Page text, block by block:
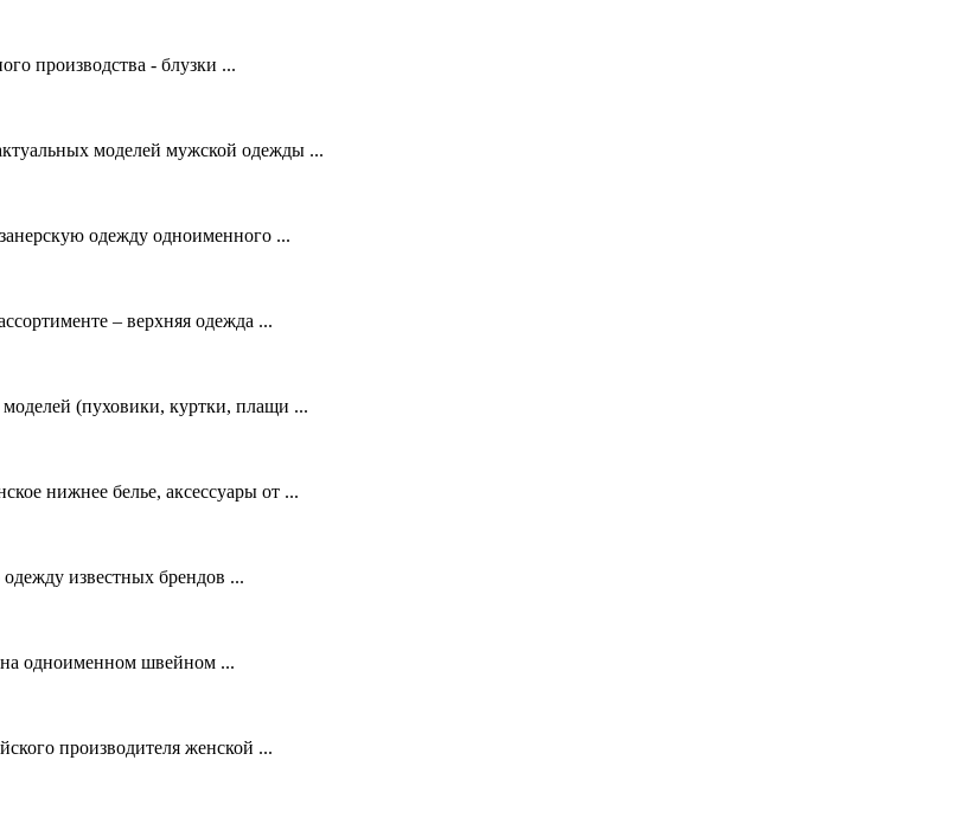
производства - блузки ...
моделей мужской одежды ...
одежду одноименного ...
– верхняя одежда ...
(пуховики, куртки, плащи ...
нижнее белье, аксессуары от ...
известных брендов ...
на одноименном швейном ...
производителя женской ...